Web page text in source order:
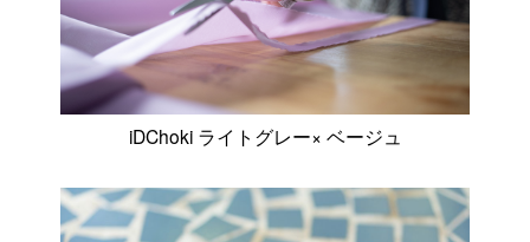
iDChoki ライトグレー× ベージュ